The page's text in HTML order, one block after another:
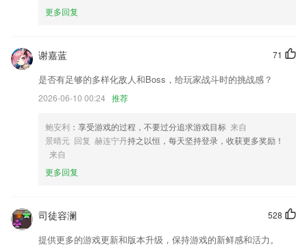
6,推荐校区
1.协助家长迅速认识自己小孩的课上教学情况。
2.课文还拥有高清配音，在线可跟读、可点读，便捷
3.新数据维度入驻“我的报告”，让你更了解自己的学习情况
5.对于用户来说这款华而知是起到一个全面辅导的作用，不管是什么科目
和内容都能够在上面进行学习。
6.独家课程：开通即刻可在会员专区内畅听独家版权课程，让你足不出
摩羯体育下载地址更新了什么?
支持业务移动办公
更多回复
71
谢嘉蓝
是否有足够的多样化敌人和Boss，给玩家战斗时的挑战感？
2026-06-10 00:24 推荐
鲍安利 ：享受游戏的过程，不要过分追求游戏目标 来自
景晴元 回复 赫连宁丹持之以恒，每天坚持登录，收获更多奖励！
来自
更多回复
528
司徒容澜
提供更多的游戏更新和版本升级，保持游戏的新鲜感和活力。